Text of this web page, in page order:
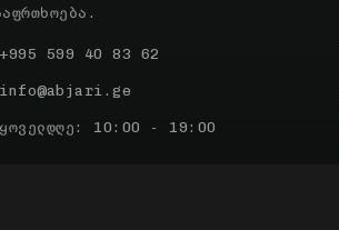
+995 599 40 83 62
info@abjari.ge
ყოველდღე: 10:00 - 19:00